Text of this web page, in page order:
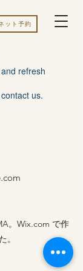
ット予約
refresh
us.
。Wix.com で作
。